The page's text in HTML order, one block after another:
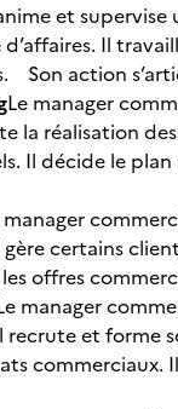
et supervise
Il
Son action
Le manager
réalisation
Il décide le
manager
certains
offres
manager
et forme